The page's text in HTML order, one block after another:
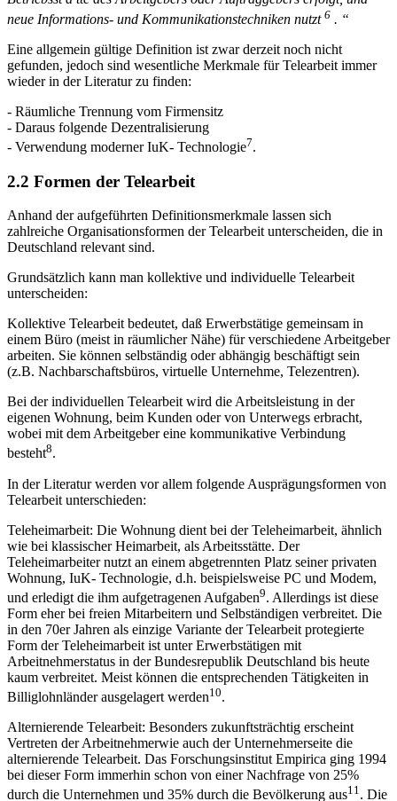
neue Informations- und Kommunikationstechniken nutzt 6 . “
Eine allgemein gültige Definition ist zwar derzeit noch nicht
gefunden, jedoch sind wesentliche Merkmale für Telearbeit immer
wieder in der Literatur zu finden:
- Räumliche Trennung vom Firmensitz
- Daraus folgende Dezentralisierung
- Verwendung moderner IuK- Technologie7.
2.2 Formen der Telearbeit
Anhand der aufgeführten Definitionsmerkmale lassen sich
zahlreiche Organisationsformen der Telearbeit unterscheiden, die in
Deutschland relevant sind.
Grundsätzlich kann man kollektive und individuelle Telearbeit
unterscheiden:
Kollektive Telearbeit bedeutet, daß Erwerbstätige gemeinsam in
einem Büro (meist in räumlicher Nähe) für verschiedene Arbeitgeber
arbeiten. Sie können selbständig oder abhängig beschäftigt sein
(z.B. Nachbarschaftsbüros, virtuelle Unternehme, Telezentren).
Bei der individuellen Telearbeit wird die Arbeitsleistung in der
eigenen Wohnung, beim Kunden oder von Unterwegs erbracht,
wobei mit dem Arbeitgeber eine kommunikative Verbindung
besteht8.
In der Literatur werden vor allem folgende Ausprägungsformen von
Telearbeit unterschieden:
Teleheimarbeit: Die Wohnung dient bei der Teleheimarbeit, ähnlich
wie bei klassischer Heimarbeit, als Arbeitsstätte. Der
Teleheimarbeiter nutzt an einem abgetrennten Platz seiner privaten
Wohnung, IuK- Technologie, d.h. beispielsweise PC und Modem,
und erledigt die ihm aufgetragenen Aufgaben9. Allerdings ist diese
Form eher bei freien Mitarbeitern und Selbständigen verbreitet. Die
in den 70er Jahren als einzige Variante der Telearbeit protegierte
Form der Teleheimarbeit ist unter Erwerbstätigen mit
Arbeitnehmerstatus in der Bundesrepublik Deutschland bis heute
kaum verbreitet. Meist können die entsprechenden Tätigkeiten in
Billiglohnländer ausgelagert werden10.
Alternierende Telearbeit: Besonders zukunftsträchtig erscheint
Vertreten der Arbeitnehmerwie auch der Unternehmerseite die
alternierende Telearbeit. Das Forschungsinstitut Empirica ging 1994
bei dieser Form immerhin schon von einer Nachfrage von 25%
durch die Unternehmen und 35% durch die Bevölkerung aus11. Die